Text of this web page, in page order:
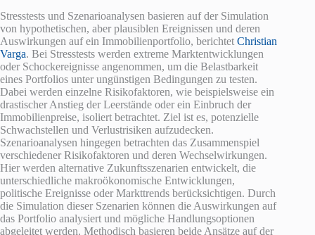
Stresstests und Szenarioanalysen basieren auf der Simulation
von hypothetischen, aber plausiblen Ereignissen und deren
Auswirkungen auf ein Immobilienportfolio, berichtet Christian
Varga. Bei Stresstests werden extreme Marktentwicklungen
oder Schockereignisse angenommen, um die Belastbarkeit
eines Portfolios unter ungünstigen Bedingungen zu testen.
Dabei werden einzelne Risikofaktoren, wie beispielsweise ein
drastischer Anstieg der Leerstände oder ein Einbruch der
Immobilienpreise, isoliert betrachtet. Ziel ist es, potenzielle
Schwachstellen und Verlustrisiken aufzudecken.
Szenarioanalysen hingegen betrachten das Zusammenspiel
verschiedener Risikofaktoren und deren Wechselwirkungen.
Hier werden alternative Zukunftsszenarien entwickelt, die
unterschiedliche makroökonomische Entwicklungen,
politische Ereignisse oder Markttrends berücksichtigen. Durch
die Simulation dieser Szenarien können die Auswirkungen auf
das Portfolio analysiert und mögliche Handlungsoptionen
abgeleitet werden. Methodisch basieren beide Ansätze auf der